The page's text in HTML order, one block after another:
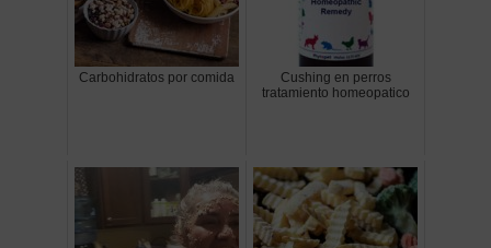
Carbohidratos por comida
Cushing en perros
tratamiento homeopatico